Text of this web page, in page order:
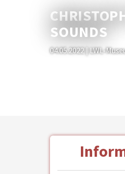
SOUNDS
04.05.2022 | LWL-